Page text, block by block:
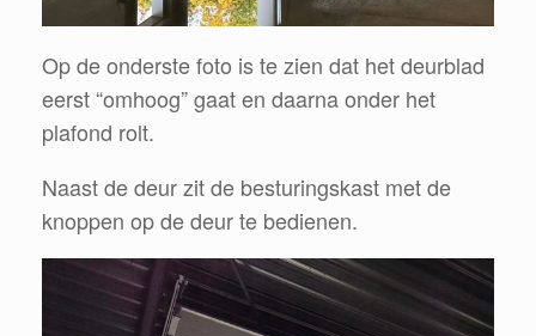
Op de onderste foto is te zien dat het deurblad
eerst “omhoog” gaat en daarna onder het
plafond rolt.
Naast de deur zit de besturingskast met de
knoppen op de deur te bedienen.